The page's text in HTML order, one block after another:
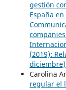
gestión
España
(2019):
diciembre)
Carolina
regular el